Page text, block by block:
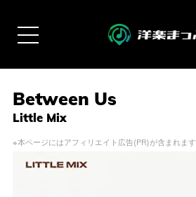
Between Us
Little Mix
※本ページにはアフィリエイト広告(PR)が含まれます